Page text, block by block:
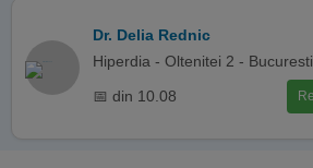
Dr. Delia Rednic
Hiperdia - Oltenitei 2 - Bucuresti
📅 din 10.08